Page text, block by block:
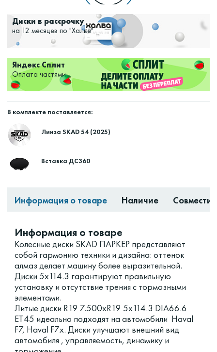
Диски в рассрочку
на 12 месяцев по "Халве"
Яндекс Сплит
Оплата частями
В комплекте поставляется:
Линза SKAD 54 (2025)
Вставка ДС360
Информация о товаре Наличие
Информация о товаре
Колесные диски SKAD ПАРКЕР представляют
собой гармонию техники и дизайна: оттенок
алмаз делает машину более выразительной.
Диски 5x114.3 гарантируют правильную
установку и отсутствие трения с тормозными
элементами.
Литые диски R19 7.500xR19 5x114.3 DIA66.6
ET45 идеально подходят на автомобили Haval
F7, Haval F7x. Диски улучшают внешний вид
автомобиля , управляемость, динамику и